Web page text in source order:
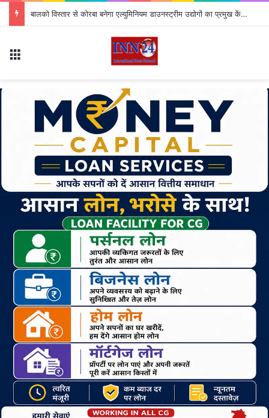
बालको विस्तार से कोरबा बनेगा एल्युमिनियम डाउनस्ट्रीम उद्योगों का प्रमुख केंद्र